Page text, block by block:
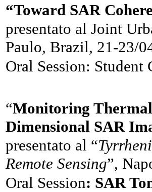
“Toward SAR
presentato al Joint
Paulo, Brazil, 21-23/
Oral Session: Student
“Monitoring
Dimensional SAR
presentato al “
Remote Sensing”,
Oral Session: SAR